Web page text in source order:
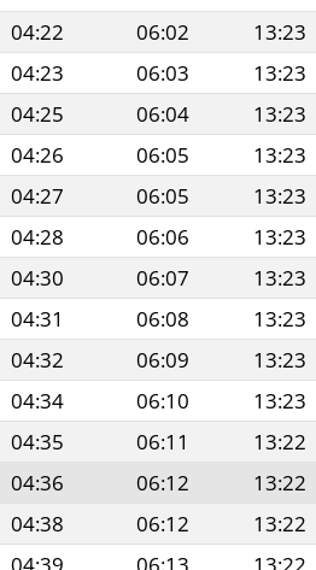
04:22 06:02 13:23
04:23 06:03 13:23
04:25 06:04 13:23
04:26 06:05 13:23
04:27 06:05 13:23
04:28 06:06 13:23
04:30 06:07 13:23
04:31 06:08 13:23
04:32 06:09 13:23
04:34 06:10 13:23
04:35 06:11 13:22
04:36 06:12 13:22
04:38 06:12 13:22